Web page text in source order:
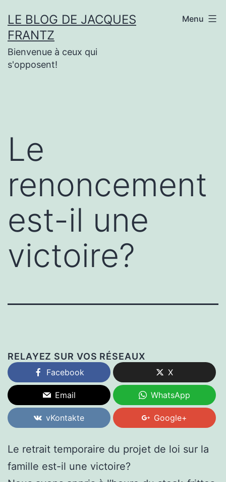
au
contenu
LE BLOG DE JACQUES
FRANTZ
Bienvenue à ceux qui
s'opposent!
Menu
Le
renoncement
est-il une
victoire?
RELAYEZ SUR VOS RÉSEAUX
Facebook X
Email WhatsApp
vKontakte Google+
Le retrait temporaire du projet de loi sur la
famille est-il une victoire?